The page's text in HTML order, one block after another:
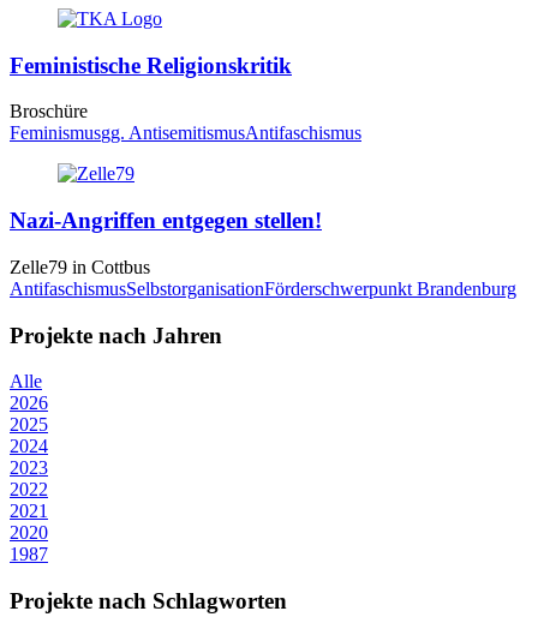
Feministische Religionskritik
Broschüre
Feminismusgg. AntisemitismusAntifaschismus
Nazi-Angriffen entgegen stellen!
Zelle79 in Cottbus
AntifaschismusSelbstorganisationFörderschwerpunkt Brandenburg
Projekte nach Jahren
Alle
2026
2025
2024
2023
2022
2021
2020
1987
Projekte nach Schlagworten